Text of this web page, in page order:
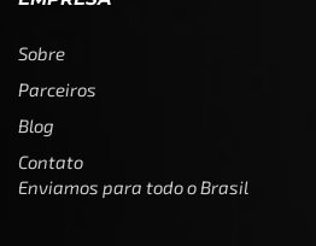
Sobre
Parceiros
Blog
Contato
Enviamos para todo o Brasil